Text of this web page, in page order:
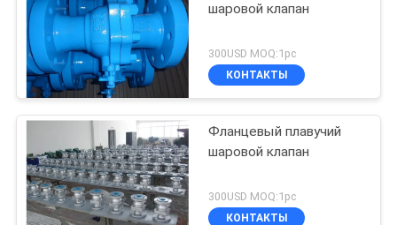
шаровой клапан
300USD MOQ:1pc
КОНТАКТЫ
Фланцевый плавучий
шаровой клапан
300USD MOQ:1pc
КОНТАКТЫ